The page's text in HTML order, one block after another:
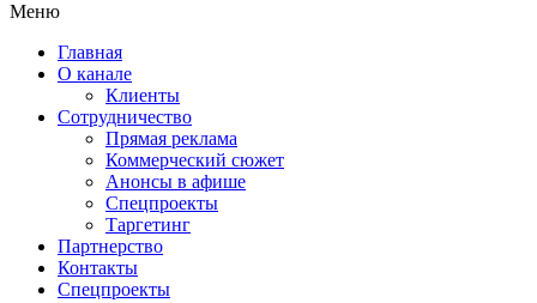
Меню
Главная
О канале
Клиенты
Сотрудничество
Прямая реклама
Коммерческий сюжет
Анонсы в афише
Cпецпроекты
Таргетинг
Партнерство
Контакты
Спецпроекты